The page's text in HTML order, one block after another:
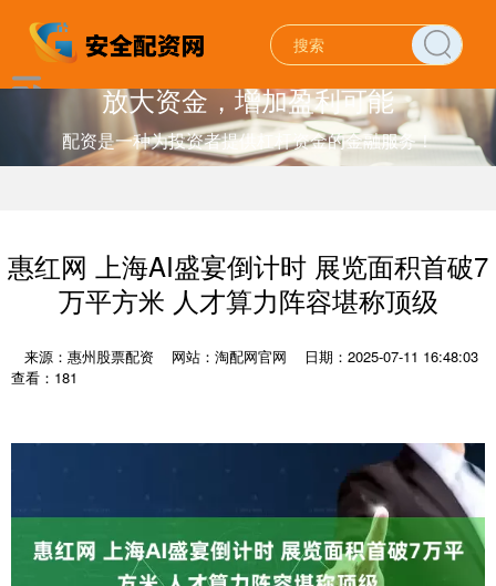
放大资金，增加盈利可能
配资是一种为投资者提供杠杆资金的金融服务！
惠红网 上海AI盛宴倒计时 展览面积首破7
万平方米 人才算力阵容堪称顶级
来源：惠州股票配资 网站：淘配网官网
日期：2025-07-11 16:48:03
查看：181